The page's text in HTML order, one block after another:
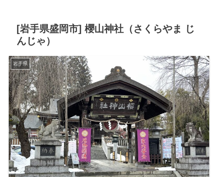
[岩手県盛岡市] 櫻山神社（さくらやま じ
んじゃ）
岩手県